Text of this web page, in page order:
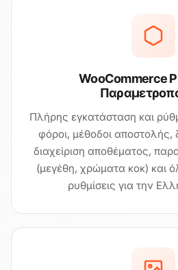
WooCommerce
Πλήρης εγκατάσταση και
φόροι, μέθοδοι
διαχείριση αποθέματος,
(μεγέθη, χρώματα κοκ) και
ρυθμίσεις για την